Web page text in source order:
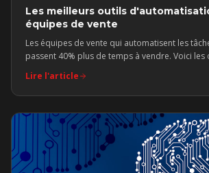
Les meilleurs outils
équipes de vente
Les équipes de vente qui automatisent les
passent 40% plus de temps à vendre. Voici
Lire l'article